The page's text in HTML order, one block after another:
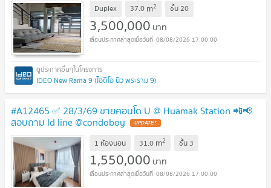
Duplex 37.0 m2 ชั้น20
3,500,000 บาท
08/08/2026 17:00:00
IDEO New Rama 9 (ไอดีโอ นิว พระราม 9)
#A12465 ✅ 28/3/69 ขายคอนโด U @ Huamak Station 📲📢
สอบถาม ld line @condoboy UPDATE !
1 ห้องนอน 31.0 m2 ชั้น 3
1,550,000 บาท
08/08/2026 17:00:00